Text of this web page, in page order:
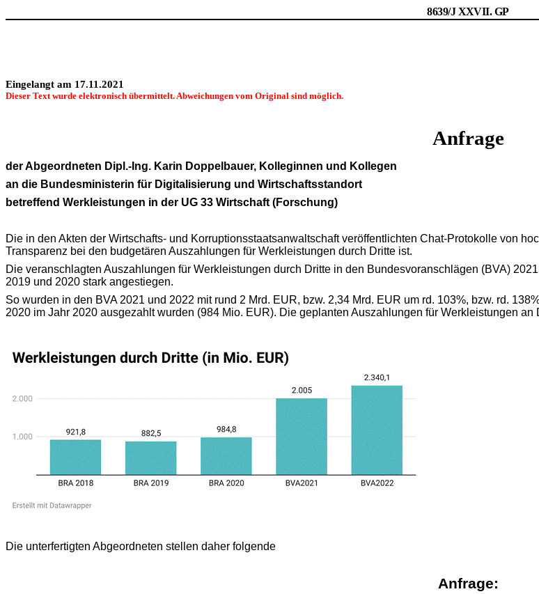
8639/J XXVII. GP
Eingelangt am 17.11.2021
Dieser Text wurde elektronisch übermittelt. Abweichungen vom Original sind möglich.
Anfrage
der Abgeordneten Dipl.-Ing. Karin Doppelbauer, Kolleginnen und Kollegen
an die Bundesministerin für Digitalisierung und Wirtschaftsstandort
betreffend Werkleistungen in der UG 33 Wirtschaft (Forschung)
Die in den Akten der Wirtschafts- und Korruptionsstaatsanwaltschaft veröffentlichten Chat-Protokolle von
Transparenz bei den budgetären Auszahlungen für Werkleistungen durch Dritte ist.
Die veranschlagten Auszahlungen für Werkleistungen durch Dritte in den Bundesvoranschlägen (BVA)
2019 und 2020 stark angestiegen.
So wurden in den BVA 2021 und 2022 mit rund 2 Mrd. EUR, bzw. 2,34 Mrd. EUR um rd. 103%, bzw. rd.
2020 im Jahr 2020 ausgezahlt wurden (984 Mio. EUR). Die geplanten Auszahlungen für Werkleistungen
Die unterfertigten Abgeordneten stellen daher folgende
Anfrage: